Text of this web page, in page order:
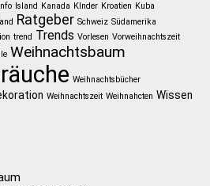
Island Kanada KInder Kroatien Kuba
Ratgeber Schweiz Südamerika
trend Trends Vorlesen Vorweihnachtszeit
Weihnachtsbaum
Weihnachtsbücher
Weihnachtszeit Weihnahcten Wissen